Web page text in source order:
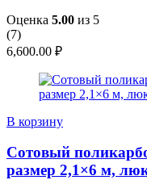
Оценка 5.00 из 5
(7)
6,600.00 ₽
В корзину
Сотовый
размер 2,1×6 м,